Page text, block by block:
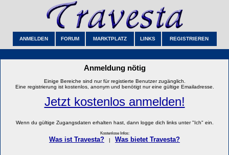
ANMELDEN FORUM MARKTPLATZ LINKS REGISTRIEREN
Anmeldung nötig
Einige Bereiche sind nur für registierte Benutzer zugänglich.
Eine registrierung ist kostenlos, anonym und benötigt nur eine gültige Emailadresse.
Jetzt kostenlos anmelden!
Wenn du gültige Zugangsdaten erhalten hast, dann logge dich links unter "Ich" ein.
Kostenlose Infos:
Was ist Travesta? Was bietet Travesta?